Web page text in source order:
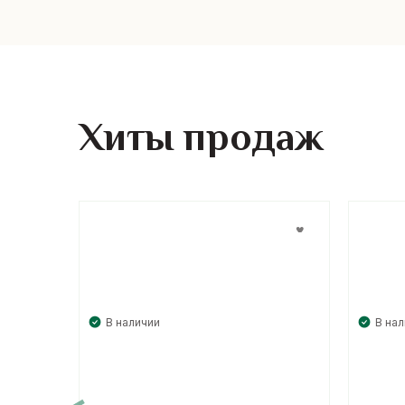
Хиты продаж
В наличии В